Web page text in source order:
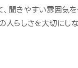
聞きやすい雰囲気
人らしさを大切にし